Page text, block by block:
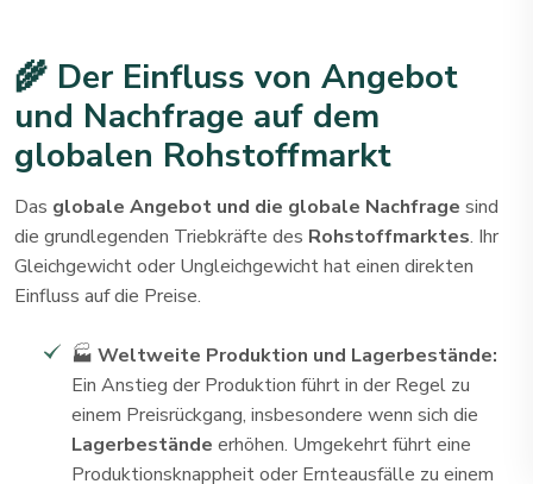
🌾 Der Einfluss von Angebot
und Nachfrage auf dem
globalen Rohstoffmarkt
Das globale Angebot und die globale Nachfrage sind
die grundlegenden Triebkräfte des Rohstoffmarktes. Ihr
Gleichgewicht oder Ungleichgewicht hat einen direkten
Einfluss auf die Preise.
🏭 Weltweite Produktion und Lagerbestände:
Ein Anstieg der Produktion führt in der Regel zu
einem Preisrückgang, insbesondere wenn sich die
Lagerbestände erhöhen. Umgekehrt führt eine
Produktionsknappheit oder Ernteausfälle zu einem